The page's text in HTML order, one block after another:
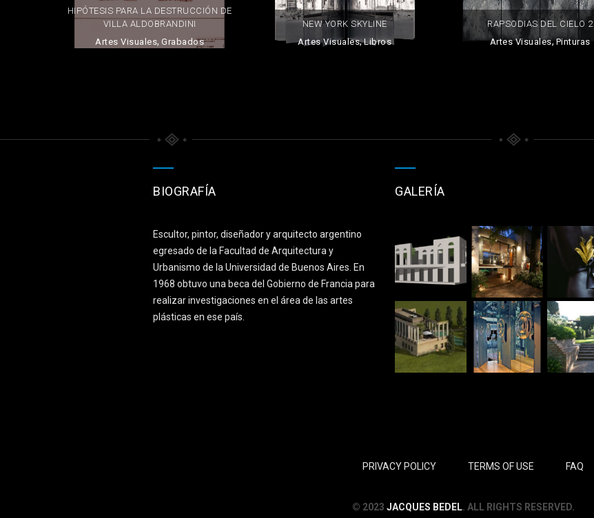
HIPÓTESIS PARA LA DESTRUCCIÓN DE
VILLA ALDOBRANDINI
Artes Visuales, Grabados
NEW YORK SKYLINE
Artes Visuales,Libros
RAPSODIAS DEL CIELO 2
Artes Visuales,Pinturas
BIOGRAFÍA
Escultor, pintor, diseñador y arquitecto argentino
egresado de la Facultad de Arquitectura y
Urbanismo de la Universidad de Buenos Aires. En
1968 obtuvo una beca del Gobierno de Francia para
realizar investigaciones en el área de las artes
plásticas en ese país.
GALERÍA
PRIVACY POLICY TERMS OF USE FAQ
© 2023 JACQUES BEDEL. ALL RIGHTS RESERVED.